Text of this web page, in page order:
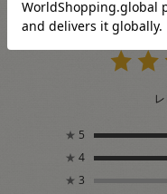
★ 5
★ 4
★ 3